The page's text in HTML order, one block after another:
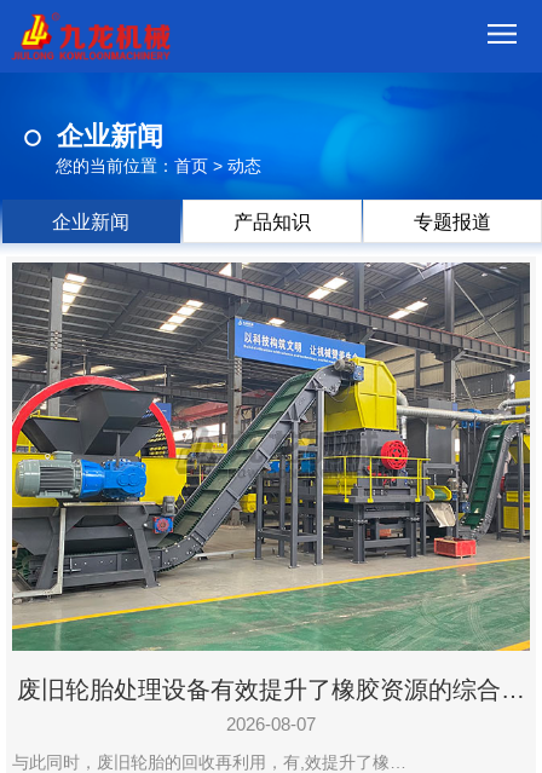
品
视
频
现
场
方
案
动
态
联
系
郑
州
市
九
设
企业新闻
您的当前位置： 首页 > 动态
企业新闻 产品知识 专题报道
废旧轮胎处理设备有效提升了橡胶资源的综合利
用率
2026-08-07
与此同时，废旧轮胎的回收再利用，有,效提升了橡…